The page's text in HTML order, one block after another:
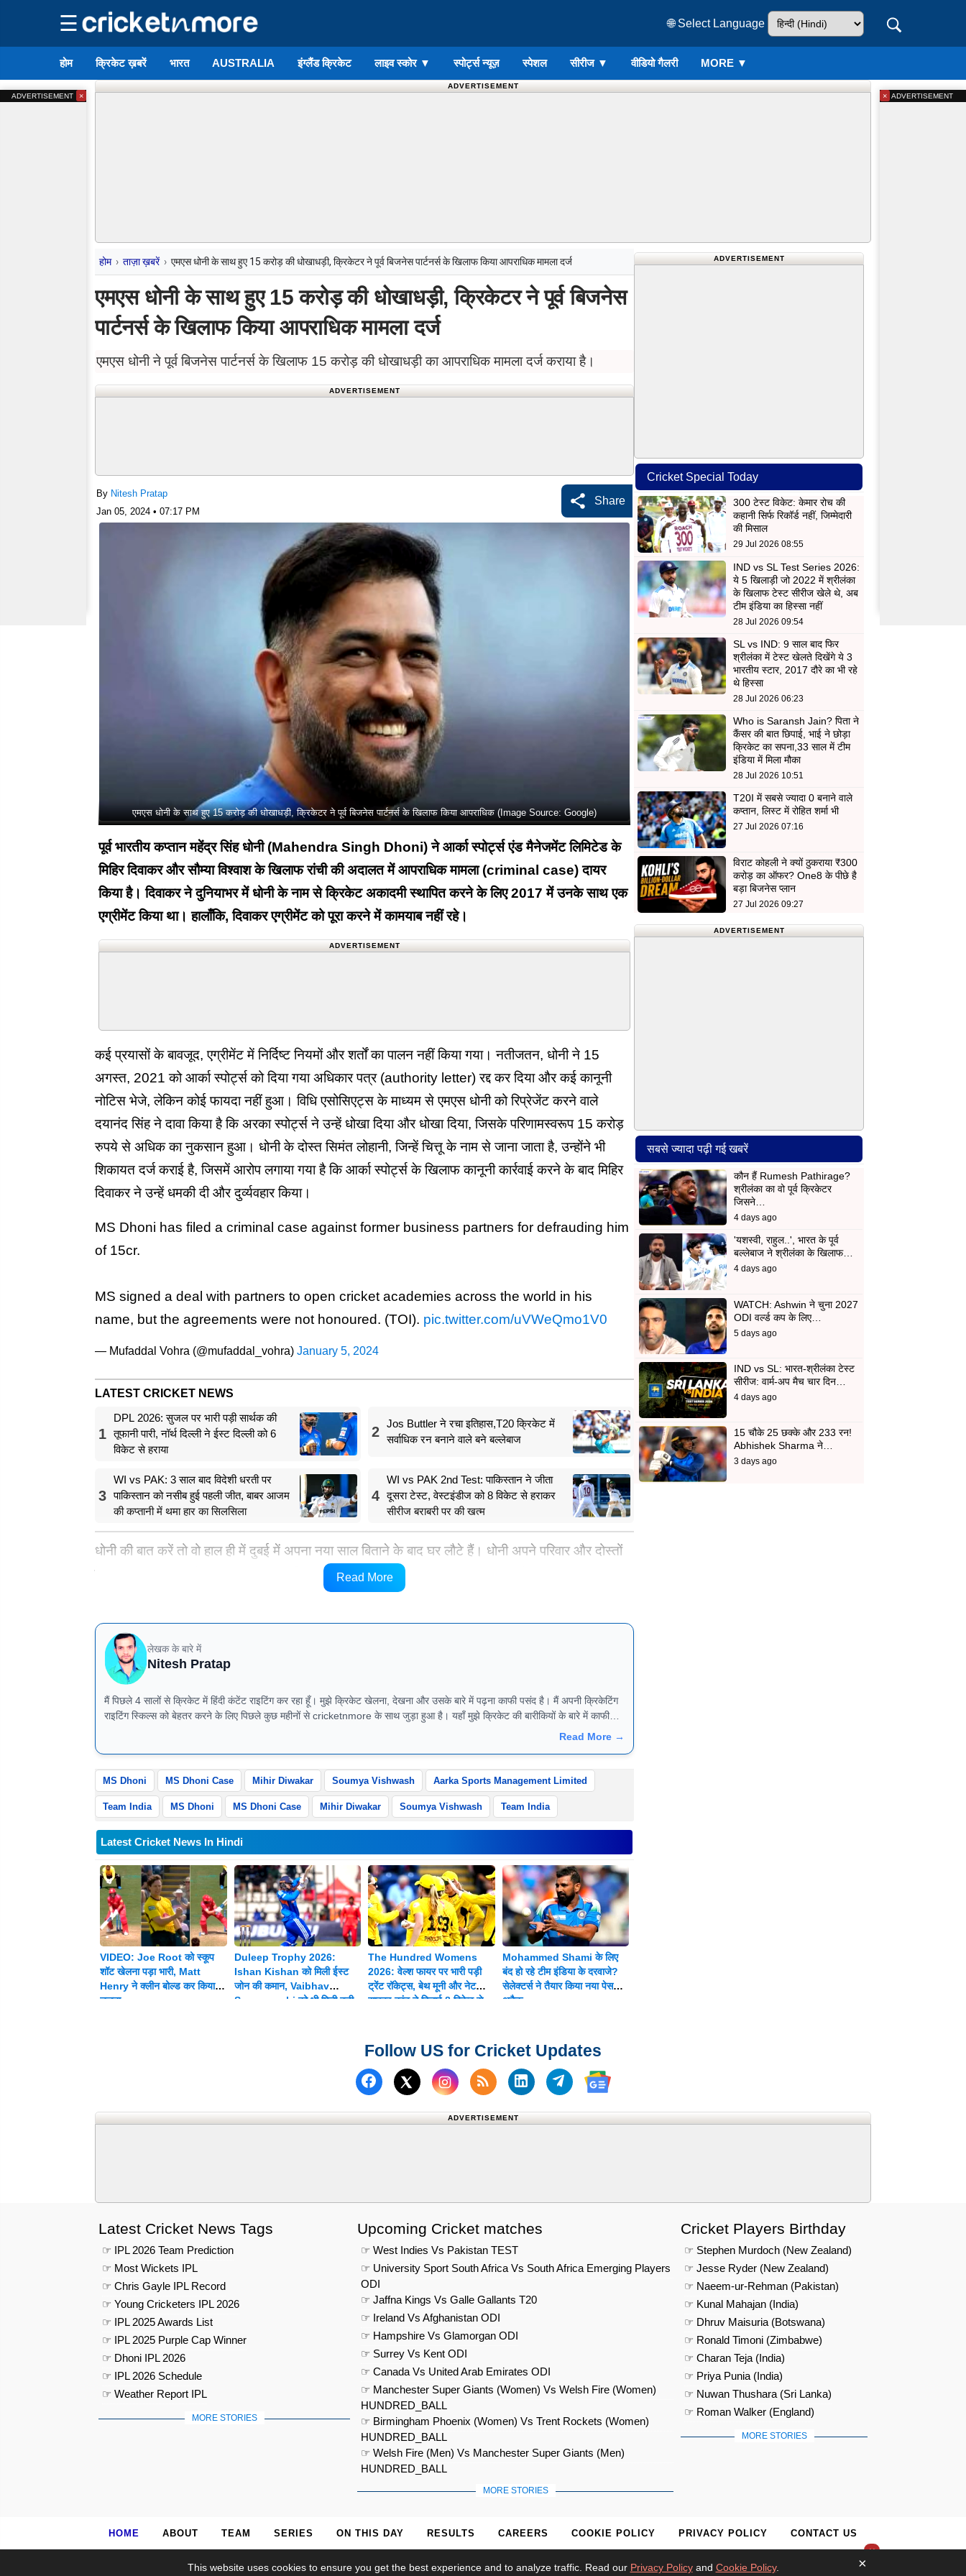
☰ 🌐 Select Language
होम क्रिकेट ख़बरें भारत AUSTRALIA इंग्लैंड क्रिकेट लाइव स्कोर ▼ स्पोर्ट्स न्यूज़ स्पेशल सीरीज ▼ वीडियो गैलरी MORE ▼
ADVERTISEMENT
होम ताज़ा ख़बरें एमएस धोनी के साथ हुए 15 करोड़ की धोखाधड़ी, क्रिकेटर ने पूर्व बिजनेस पार्टनर्स के खिलाफ किया आपराधिक मामला दर्ज
एमएस धोनी के साथ हुए 15 करोड़ की धोखाधड़ी, क्रिकेटर ने पूर्व बिजनेस
पार्टनर्स के खिलाफ किया आपराधिक मामला दर्ज
एमएस धोनी ने पूर्व बिजनेस पार्टनर्स के खिलाफ 15 करोड़ की धोखाधड़ी का आपराधिक मामला दर्ज कराया है।
ADVERTISEMENT
By Nitesh Pratap
Jan 05, 2024 • 07:17 PM
Share
एमएस धोनी के साथ हुए 15 करोड़ की धोखाधड़ी, क्रिकेटर ने पूर्व बिजनेस पार्टनर्स के खिलाफ किया आपराधिक (Image Source: Google)
पूर्व भारतीय कप्तान महेंद्र सिंह धोनी (Mahendra Singh Dhoni) ने आर्का स्पोर्ट्स एंड मैनेजमेंट लिमिटेड के
मिहिर दिवाकर और सौम्या विश्वाश के खिलाफ रांची की अदालत में आपराधिक मामला (criminal case) दायर
किया है। दिवाकर ने दुनियाभर में धोनी के नाम से क्रिकेट अकादमी स्थापित करने के लिए 2017 में उनके साथ एक
एग्रीमेंट किया था। हालाँकि, दिवाकर एग्रीमेंट को पूरा करने में कामयाब नहीं रहे।
ADVERTISEMENT
कई प्रयासों के बावजूद, एग्रीमेंट में निर्दिष्ट नियमों और शर्तों का पालन नहीं किया गया। नतीजतन, धोनी ने 15
अगस्त, 2021 को आर्का स्पोर्ट्स को दिया गया अधिकार पत्र (authority letter) रद्द कर दिया और कई कानूनी
नोटिस भेजे, लेकिन कोई फायदा नहीं हुआ। विधि एसोसिएट्स के माध्यम से एमएस धोनी को रिप्रेजेंट करने वाले
दयानंद सिंह ने दावा किया है कि अरका स्पोर्ट्स ने उन्हें धोखा दिया और धोखा दिया, जिसके परिणामस्वरूप 15 करोड़
रुपये से अधिक का नुकसान हुआ। धोनी के दोस्त सिमंत लोहानी, जिन्हें चित्तू के नाम से जाना जाता है, उन्होंने भी
शिकायत दर्ज कराई है, जिसमें आरोप लगाया गया है कि आर्का स्पोर्ट्स के खिलाफ कानूनी कार्रवाई करने के बाद मिहिर
दिवाकर ने उन्हें धमकी दी और दुर्व्यवहार किया।
MS Dhoni has filed a criminal case against former business partners for defrauding him
of 15cr.
MS signed a deal with partners to open cricket academies across the world in his
name, but the agreements were not honoured. (TOI). pic.twitter.com/uVWeQmo1V0
— Mufaddal Vohra (@mufaddal_vohra) January 5, 2024
LATEST CRICKET NEWS
1
DPL 2026: सुजल पर भारी पड़ी सार्थक की
तूफानी पारी, नॉर्थ दिल्ली ने ईस्ट दिल्ली को 6
विकेट से हराया
2
Jos Buttler ने रचा इतिहास,T20 क्रिकेट में
सर्वाधिक रन बनाने वाले बने बल्लेबाज
3
WI vs PAK: 3 साल बाद विदेशी धरती पर
पाकिस्तान को नसीब हुई पहली जीत, बाबर आजम
की कप्तानी में थमा हार का सिलसिला
4
WI vs PAK 2nd Test: पाकिस्तान ने जीता
दूसरा टेस्ट, वेस्टइंडीज को 8 विकेट से हराकर
सीरीज बराबरी पर की खत्म
धोनी की बात करें तो वो हाल ही में दुबई में अपना नया साल बिताने के बाद घर लौटे हैं। धोनी अपने परिवार और दोस्तों
के साथ नए साल मनाते हुए नजर आए। दुबई की इस ट्रिप के दौरान भारत के विकेटकीपर-बल्लेबाज ऋषभ पंत भी
धोनी के साथ दिखाई दिए। धोनी ने दुबई में अपने दोस्तों और परिवार के साथ क्रिसमस भी मनाया।
Read More
लेखक के बारे में
Nitesh Pratap
मैं पिछले 4 सालों से क्रिकेट में हिंदी कंटेंट राइटिंग कर रहा हूँ। मुझे क्रिकेट खेलना, देखना और उसके बारे में पढ़ना काफी पसंद है। मैं अपनी क्रिकेटिंग
राइटिंग स्किल्स को बेहतर करने के लिए पिछले कुछ महीनों से cricketnmore के साथ जुड़ा हुआ है। यहाँ मुझे क्रिकेट की बारीकियों के बारे में काफी
Read More →
MS Dhoni MS Dhoni Case Mihir Diwakar Soumya Vishwash Aarka Sports Management Limited
Team India MS Dhoni MS Dhoni Case Mihir Diwakar Soumya Vishwash Team India
Latest Cricket News In Hindi
VIDEO: Joe Root को स्कूप
शॉट खेलना पड़ा भारी, Matt
Henry ने क्लीन बोल्ड कर किया
चलता
Duleep Trophy 2026:
Ishan Kishan को मिली ईस्ट
जोन की कमान, Vaibhav
Suryavanshi को भी मिली बड़ी
The Hundred Womens
2026: वेल्श फायर पर भारी पड़ी
ट्रेंट रॉकेट्स, बेथ मूनी और नेट
साइवर-ब्रंट ने दिलाई 8 विकेट से
Mohammed Shami के लिए
बंद हो रहे टीम इंडिया के दरवाजे?
सेलेक्टर्स ने तैयार किया नया पेस
अटैक
ADVERTISEMENT
Cricket Special Today
300 टेस्ट विकेट: केमार रोच की
कहानी सिर्फ रिकॉर्ड नहीं, जिम्मेदारी
की मिसाल
29 Jul 2026 08:55
IND vs SL Test Series 2026:
ये 5 खिलाड़ी जो 2022 में श्रीलंका
के खिलाफ टेस्ट सीरीज खेले थे, अब
टीम इंडिया का हिस्सा नहीं
28 Jul 2026 09:54
SL vs IND: 9 साल बाद फिर
श्रीलंका में टेस्ट खेलते दिखेंगे ये 3
भारतीय स्टार, 2017 दौरे का भी रहे
थे हिस्सा
28 Jul 2026 06:23
Who is Saransh Jain? पिता ने
कैंसर की बात छिपाई, भाई ने छोड़ा
क्रिकेट का सपना,33 साल में टीम
इंडिया में मिला मौका
28 Jul 2026 10:51
T20I में सबसे ज्यादा 0 बनाने वाले
कप्तान, लिस्ट में रोहित शर्मा भी
27 Jul 2026 07:16
विराट कोहली ने क्यों ठुकराया ₹300
करोड़ का ऑफर? One8 के पीछे है
बड़ा बिजनेस प्लान
27 Jul 2026 09:27
ADVERTISEMENT
सबसे ज्यादा पढ़ी गई खबरें
कौन हैं Rumesh Pathirage?
श्रीलंका का वो पूर्व क्रिकेटर
जिसने…
4 days ago
'यशस्वी, राहुल..', भारत के पूर्व
बल्लेबाज ने श्रीलंका के खिलाफ…
4 days ago
WATCH: Ashwin ने चुना 2027
ODI वर्ल्ड कप के लिए…
5 days ago
IND vs SL: भारत-श्रीलंका टेस्ट
सीरीज: वार्म-अप मैच चार दिन…
4 days ago
15 चौके 25 छक्के और 233 रन!
Abhishek Sharma ने…
3 days ago
Follow US for Cricket Updates
Follow us on Facebook
Follow us on X (Twitter)
Subscribe to our RSS Feed
Follow us on LinkedIn
Follow us on Telegram
Follow us on Google News
ADVERTISEMENT
Latest Cricket News Tags
☞ IPL 2026 Team Prediction
☞ Most Wickets IPL
☞ Chris Gayle IPL Record
☞ Young Cricketers IPL 2026
☞ IPL 2025 Awards List
☞ IPL 2025 Purple Cap Winner
☞ Dhoni IPL 2026
☞ IPL 2026 Schedule
☞ Weather Report IPL
MORE STORIES
Upcoming Cricket matches
☞ West Indies Vs Pakistan TEST
☞ University Sport South Africa Vs South Africa Emerging Players
ODI
☞ Jaffna Kings Vs Galle Gallants T20
☞ Ireland Vs Afghanistan ODI
☞ Hampshire Vs Glamorgan ODI
☞ Surrey Vs Kent ODI
☞ Canada Vs United Arab Emirates ODI
☞ Manchester Super Giants (Women) Vs Welsh Fire (Women)
HUNDRED_BALL
☞ Birmingham Phoenix (Women) Vs Trent Rockets (Women)
HUNDRED_BALL
☞ Welsh Fire (Men) Vs Manchester Super Giants (Men)
HUNDRED_BALL
MORE STORIES
Cricket Players Birthday
☞ Stephen Murdoch (New Zealand)
☞ Jesse Ryder (New Zealand)
☞ Naeem-ur-Rehman (Pakistan)
☞ Kunal Mahajan (India)
☞ Dhruv Maisuria (Botswana)
☞ Ronald Timoni (Zimbabwe)
☞ Charan Teja (India)
☞ Priya Punia (India)
☞ Nuwan Thushara (Sri Lanka)
☞ Roman Walker (England)
MORE STORIES
HOME ABOUT TEAM SERIES ON THIS DAY RESULTS CAREERS COOKIE POLICY PRIVACY POLICY CONTACT US
ADVERTISEMENT × ADVERTISEMENT
×
×
×
This website uses cookies to ensure you get the best experience and to analyze traffic. Read our Privacy Policyand Cookie Policy.